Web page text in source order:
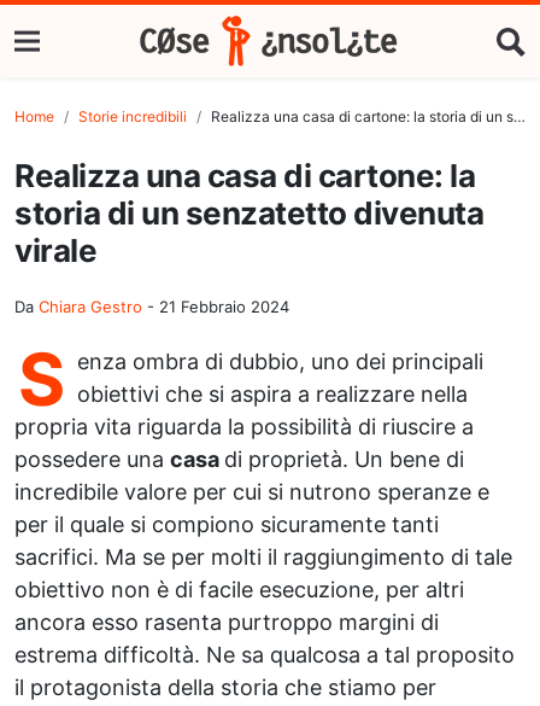
Home Storie incredibili Realizza una casa di cartone: la storia di un senzatetto divenuta virale
Realizza una casa di cartone: la
storia di un senzatetto divenuta
virale
Da Chiara Gestro - 21 Febbraio 2024
S
enza ombra di dubbio, uno dei principali
obiettivi che si aspira a realizzare nella
propria vita riguarda la possibilità di riuscire a
possedere una casa di proprietà. Un bene di
incredibile valore per cui si nutrono speranze e
per il quale si compiono sicuramente tanti
sacrifici. Ma se per molti il raggiungimento di tale
obiettivo non è di facile esecuzione, per altri
ancora esso rasenta purtroppo margini di
estrema difficoltà. Ne sa qualcosa a tal proposito
il protagonista della storia che stiamo per